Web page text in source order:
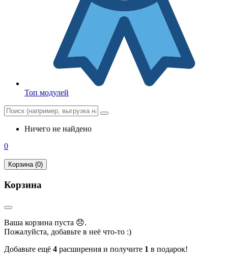
Топ модулей
Ничего не найдено
0
Корзина (0)
Корзина
Ваша корзина пуста 😞.
Пожалуйста, добавьте в неё что-то :)
Добавьте ещё 4 расширения и получите 1 в подарок!